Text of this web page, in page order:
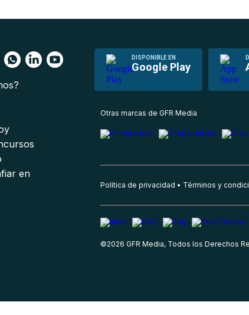
DISPONIBLE EN
Google Play
en
Otras marcas de GFR Media
Política de privacidad Términos y
©2026 GFR Media, Todos los Derechos